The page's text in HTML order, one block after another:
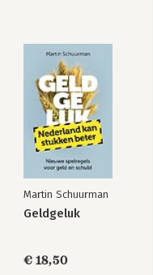
Martin Schuurman
Geldgeluk
€ 18,50